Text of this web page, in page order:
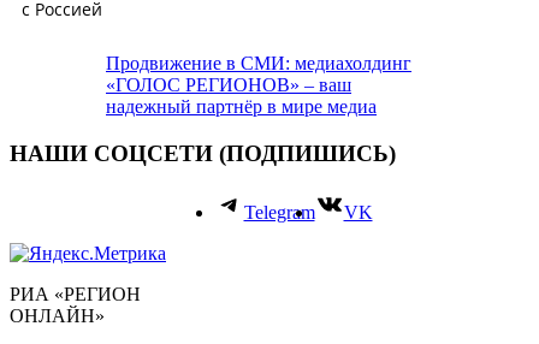
Продвижение в СМИ: медиахолдинг
«ГОЛОС РЕГИОНОВ» – ваш
надежный партнёр в мире медиа
НАШИ СОЦСЕТИ (ПОДПИШИСЬ)
Telegram VK
РИА «РЕГИОН
ОНЛАЙН»